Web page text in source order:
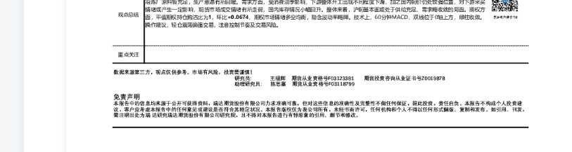
现货升水，基差走弱。基本面上，铜精矿端加工费仍保持低位，国际精矿仍维持供应偏紧，国内方面，铜精矿港口库
化，冶炼厂对精矿需求有所提升。供给方面，国内港口库存虽有下降但仍处充足水平，加之对美关系缓和后废铜进口
位置，对下游采买情绪或产生一定影响，现货市场成交情绪有所走弱，国内库存情况小幅回升。整体来看，沪铜基本
给充足、需求略收敛的局面。期权方面，平值期权持仓购沽比为1，环比+0.0674，期权市场情绪多空均衡，隐含波动
术上，60分钟MACD，双线位于0轴上方，绿柱收敛。操作建议，轻仓震荡偏强交易，注意控制节奏及交易风险。 重
来源第三方，观点仅供参考。市场有风险，投资需谨慎！ 研究员:王福辉期货从业资格号F03123381期货投资咨询从业
Z0019878助理研究员:陈思嘉期货从业资格号F03118799 免责声明 本报告中的信息均来源于公开可获得资料，瑞达期货
公司力求准确可靠，但对这些信息的准确性及完整性不做任何保证，据此投资，责任自负。本报告不构成个人投资建